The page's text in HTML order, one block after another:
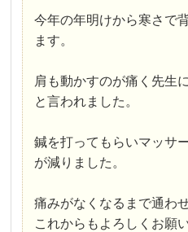
今年の年明けから寒さで
ます。
肩も動かすのが痛く先生
と言われました。
鍼を打ってもらいマッサ
が減りました。
痛みがなくなるまで通わ
これからもよろしくお願